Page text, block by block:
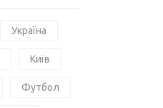
Україна
Київ
Футбол